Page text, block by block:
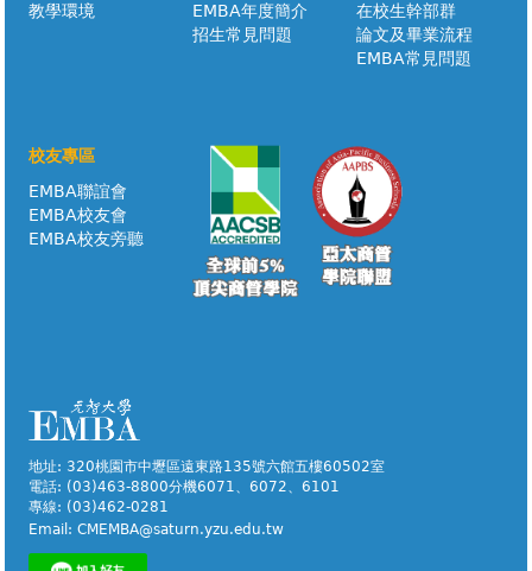
地址: 320桃園市中壢區遠東路135號六館五樓60502室
電話: (03)463-8800分機6071、6072、6101
專線: (03)462-0281
Email:CMEMBA@saturn.yzu.edu.tw
教學環境
EMBA年度簡介
招生常見問題
在校生幹部群
論文及畢業流程
EMBA常見問題
校友專區
EMBA聯誼會
EMBA校友會
EMBA校友旁聽